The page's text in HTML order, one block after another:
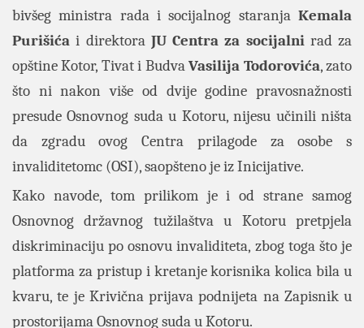
bivšeg ministra rada i socijalnog staranja Kemala
Purišića i direktora JU Centra za socijalnirad za
opštine Kotor, Tivat i BudvaVasilija Todorovića, zato
što ni nakon više od dvije godine pravosnažnosti
presude Osnovnog suda u Kotoru, nijesu učinili ništa
da zgradu ovog Centra prilagode za osobe s
invaliditetomc (OSI), saopšteno je iz Inicijative.
Kako navode, tom prilikom je i od strane samog
Osnovnog državnog tužilaštva u Kotoru pretpjela
diskriminaciju po osnovu invaliditeta, zbog toga što je
platforma za pristup i kretanje korisnika kolica bila u
kvaru, te je Krivična prijava podnijeta na Zapisnik u
prostorijama Osnovnog suda u Kotoru.